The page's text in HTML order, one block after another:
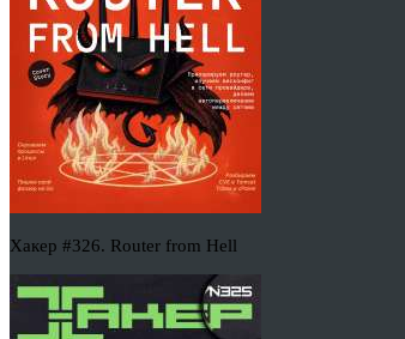
Хакер #326. Router from Hell